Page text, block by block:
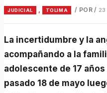
JUDICIAL TOLIMA / POR / 23
La incertidumbre y la angustia siguen
acompañando a la
adolescente de 17
pasado 18 de mayo